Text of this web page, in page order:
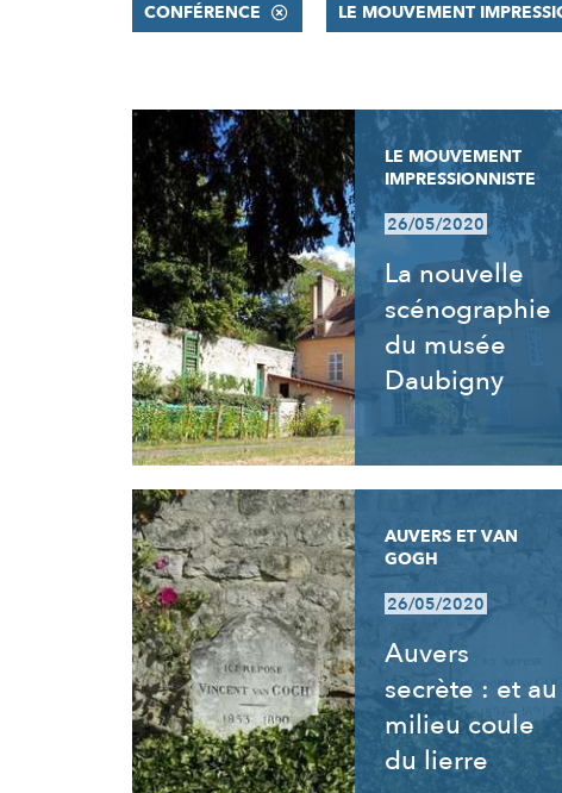
CONFÉRENCE LE MOUVEMENT
RÉSULTATS
LE MOUVEMENT
IMPRESSIONNISTE
26/05/2020
La nouvelle
scénographie
du musée
Daubigny
AUVERS ET VAN
GOGH
26/05/2020
Auvers
secrète : et au
milieu coule
du lierre